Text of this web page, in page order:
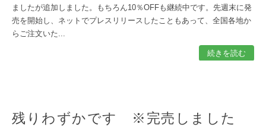
ましたが追加しました。もちろん10％OFFも継続中です。先週末に発
売を開始し、ネットでプレスリリースしたこともあって、全国各地か
らご注文いた...
続きを読む
残りわずかです ※完売しました